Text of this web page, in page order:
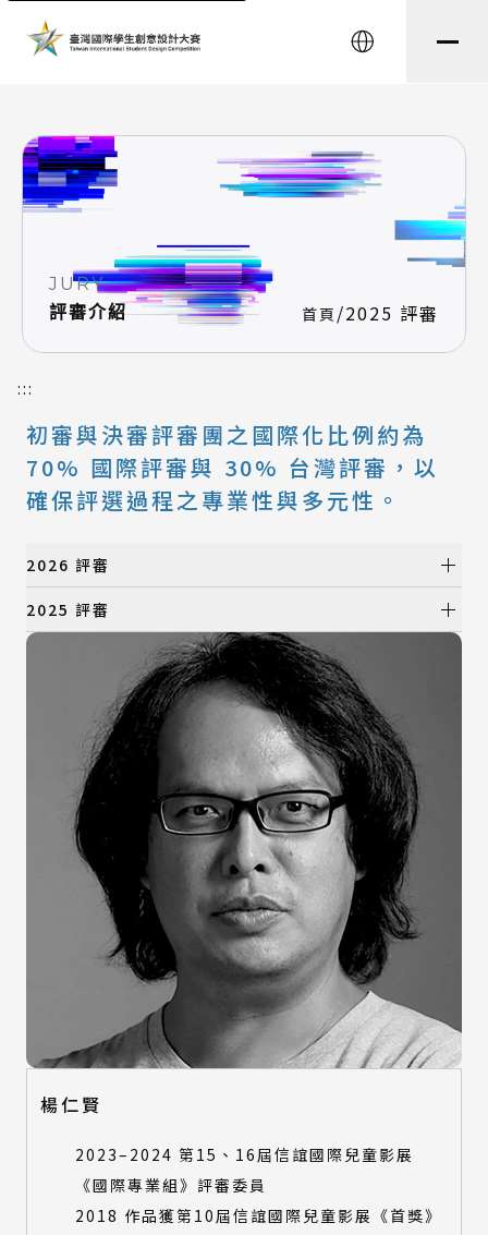
English
JURY
評審介紹
首頁 /2025 評審
:::
初審與決審評審團之國際化比例約為
70% 國際評審與 30% 台灣評審，以
確保評選過程之專業性與多元性。
2026 評審
初選評審
數位動畫類
建築與景觀設計類
時尚設計類
決選評審
產品設計類
建築與景觀設計類
時尚設計類
所有類別
環境永續特別獎-產品設計類
2025 評審
產品設計類
視覺設計類
數位動畫類
建築與景觀設計類
時尚設計類
數位動畫類
時尚設計類
特別獎評審
楊仁賢
2023–2024 第15、16屆信誼國際兒童影展
《國際專業組》評審委員
2018 作品獲第10屆信誼國際兒童影展《首獎》